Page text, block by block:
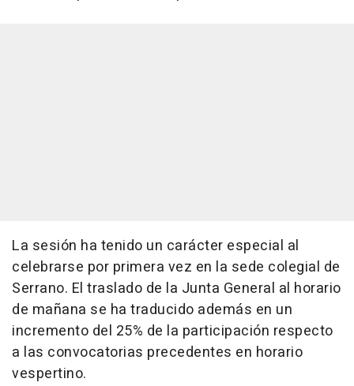
La sesión ha tenido un carácter especial al
celebrarse por primera vez en la sede colegial de
Serrano. El traslado de la Junta General al horario
de mañana se ha traducido además en un
incremento del 25% de la participación respecto
a las convocatorias precedentes en horario
vespertino.